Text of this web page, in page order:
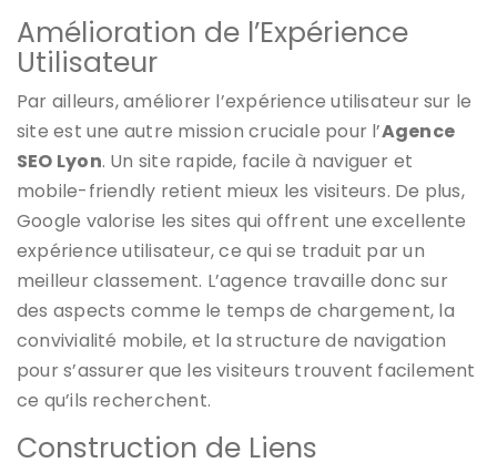
Amélioration de l’Expérience
Utilisateur
Par ailleurs, améliorer l’expérience utilisateur sur le
site est une autre mission cruciale pour l’Agence
SEO Lyon. Un site rapide, facile à naviguer et
mobile-friendly retient mieux les visiteurs. De plus,
Google valorise les sites qui offrent une excellente
expérience utilisateur, ce qui se traduit par un
meilleur classement. L’agence travaille donc sur
des aspects comme le temps de chargement, la
convivialité mobile, et la structure de navigation
pour s’assurer que les visiteurs trouvent facilement
ce qu’ils recherchent.
Construction de Liens